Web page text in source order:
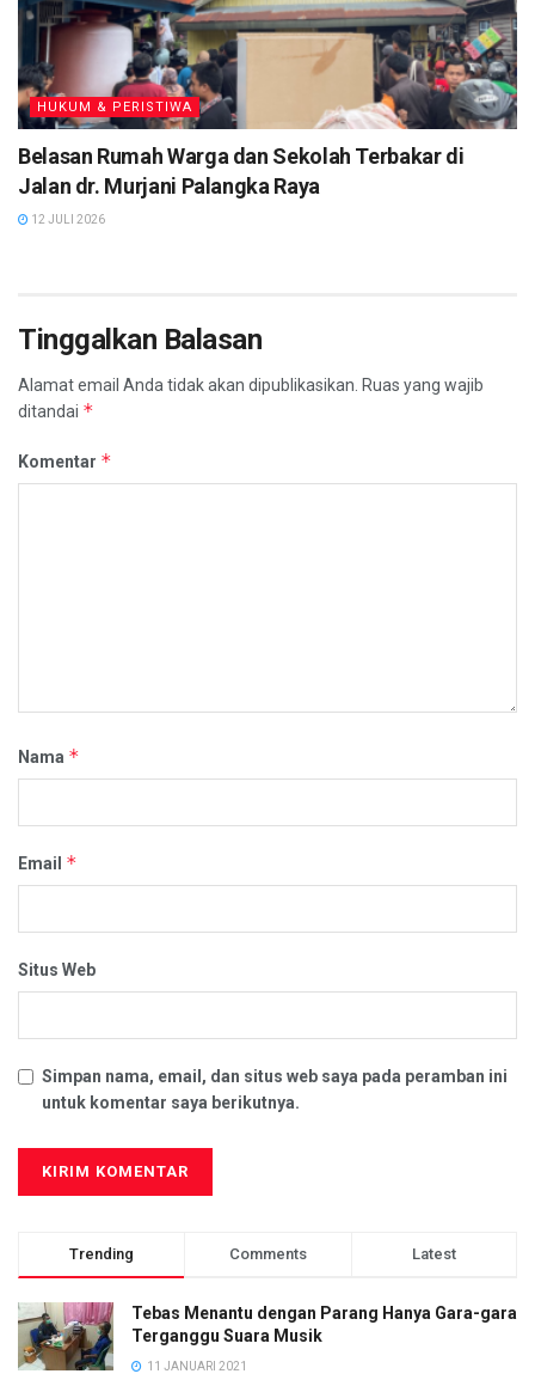
HUKUM & PERISTIWA
Belasan Rumah Warga dan Sekolah Terbakar di
Jalan dr. Murjani Palangka Raya
12 JULI 2026
Tinggalkan Balasan
Alamat email Anda tidak akan dipublikasikan. Ruas yang wajib
ditandai *
Komentar *
Nama *
Email *
Situs Web
Simpan nama, email, dan situs web saya pada peramban ini
untuk komentar saya berikutnya.
Trending Comments Latest
Tebas Menantu dengan Parang Hanya Gara-gara
Terganggu Suara Musik
11 JANUARI 2021